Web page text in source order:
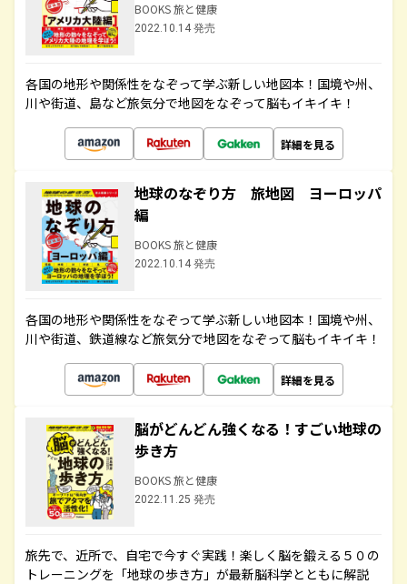
BOOKS 旅と健康
2022.10.14 発売
各国の地形や関係性をなぞって学ぶ新しい地図本！国境や州、
川や街道、島など旅気分で地図をなぞって脳もイキイキ！
詳細を見る
地球のなぞり方 旅地図 ヨーロッパ
編
BOOKS 旅と健康
2022.10.14 発売
各国の地形や関係性をなぞって学ぶ新しい地図本！国境や州、
川や街道、鉄道線など旅気分で地図をなぞって脳もイキイキ！
詳細を見る
脳がどんどん強くなる！すごい地球の
歩き方
BOOKS 旅と健康
2022.11.25 発売
旅先で、近所で、自宅で今すぐ実践！楽しく脳を鍛える５０の
トレーニングを「地球の歩き方」が最新脳科学とともに解説